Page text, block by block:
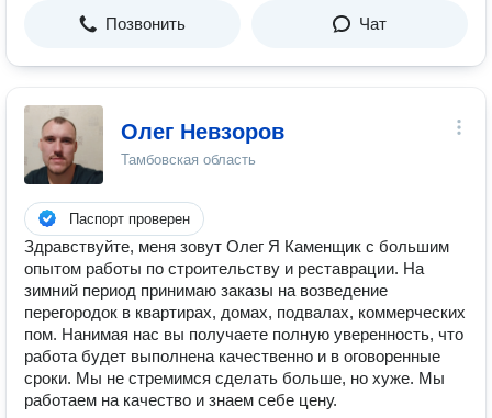
Позвонить Чат
Олег Невзоров
Тамбовская область
Паспорт проверен
Здравствуйте, меня зовут Олег Я Каменщик с большим
опытом работы по строительству и реставрации. На
зимний период принимаю заказы на возведение
перегородок в квартирах, домах, подвалах, коммерческих
пом. Нанимая нас вы получаете полную уверенность, что
работа будет выполнена качественно и в оговоренные
сроки. Мы не стремимся сделать больше, но хуже. Мы
работаем на качество и знаем себе цену.